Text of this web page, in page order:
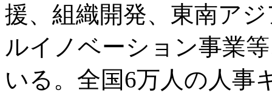
援、組織開発、東南ア
ルイノベーション事業
いる。全国6万人の人事